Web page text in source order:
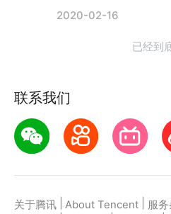
2020-02-16
已经到
联系我们
关于腾讯 About Tencent 服